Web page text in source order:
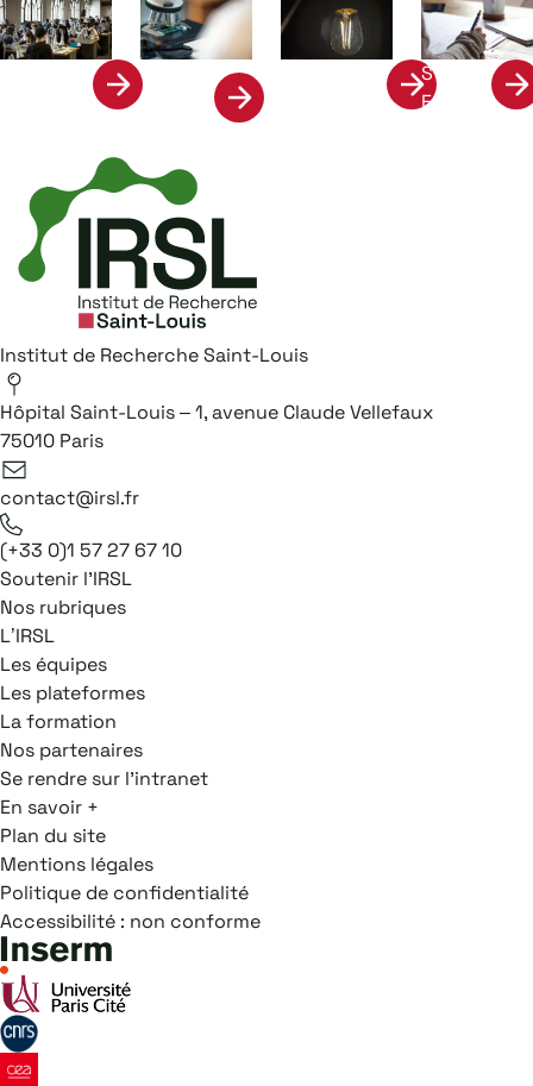
Science
et
Stage &
Emplois
Institut de Recherche Saint-Louis
Hôpital Saint-Louis – 1, avenue Claude Vellefaux
75010 Paris
contact@irsl.fr
(+33 0)1 57 27 67 10
Soutenir l'IRSL
Nos rubriques
L’IRSL
Les équipes
Les plateformes
La formation
Nos partenaires
Se rendre sur l'intranet
En savoir +
Plan du site
Mentions légales
Politique de confidentialité
Accessibilité : non conforme